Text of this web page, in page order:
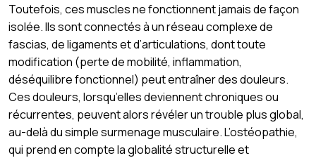
Toutefois, ces muscles ne fonctionnent jamais de façon
isolée. Ils sont connectés à un réseau complexe de
fascias, de ligaments et d’articulations, dont toute
modification (perte de mobilité, inflammation,
déséquilibre fonctionnel) peut entraîner des douleurs.
Ces douleurs, lorsqu’elles deviennent chroniques ou
récurrentes, peuvent alors révéler un trouble plus global,
au-delà du simple surmenage musculaire. L’ostéopathie,
qui prend en compte la globalité structurelle et